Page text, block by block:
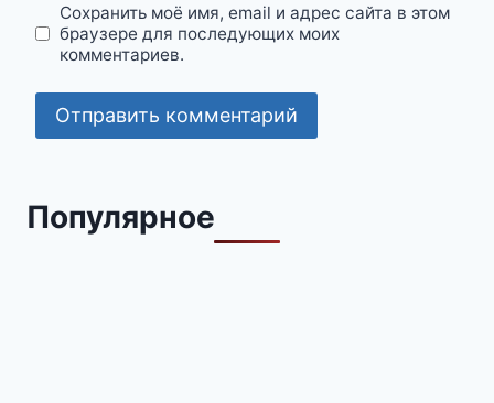
Сохранить моё имя, email и адрес сайта в этом
браузере для последующих моих
комментариев.
Популярное